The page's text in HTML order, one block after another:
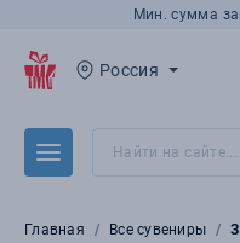
Мин. сумма
Россия
Главная Все сувениры